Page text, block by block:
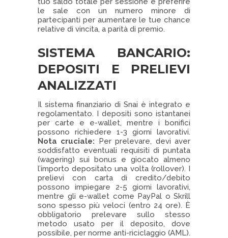
le sale con un numero minore di
partecipanti per aumentare le tue chance
relative di vincita, a parità di premio.
SISTEMA BANCARIO:
DEPOSITI E PRELIEVI
ANALIZZATI
Il sistema finanziario di Snai è integrato e
regolamentato. I depositi sono istantanei
per carte e e-wallet, mentre i bonifici
possono richiedere 1-3 giorni lavorativi.
Nota cruciale: Per prelevare, devi aver
soddisfatto eventuali requisiti di puntata
(wagering) sui bonus e giocato almeno
l’importo depositato una volta (rollover). I
prelievi con carta di credito/debito
possono impiegare 2-5 giorni lavorativi,
mentre gli e-wallet come PayPal o Skrill
sono spesso più veloci (entro 24 ore). È
obbligatorio prelevare sullo stesso
metodo usato per il deposito, dove
possibile, per norme anti-riciclaggio (AML).